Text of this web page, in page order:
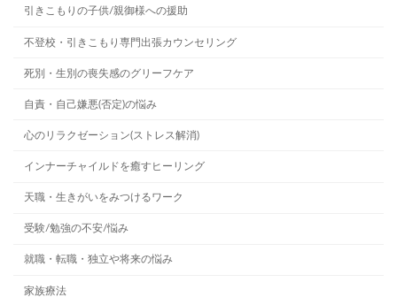
引きこもりの子供/親御様への援助
不登校・引きこもり専門出張カウンセリング
死別・生別の喪失感のグリーフケア
自責・自己嫌悪(否定)の悩み
心のリラクゼーション(ストレス解消)
インナーチャイルドを癒すヒーリング
天職・生きがいをみつけるワーク
受験/勉強の不安/悩み
就職・転職・独立や将来の悩み
家族療法